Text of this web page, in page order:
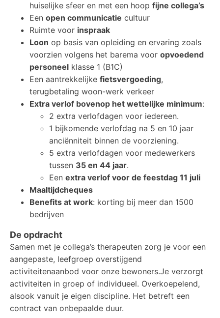
huiselijke sfeer en met een hoop fijne collega’s
Een open communicatie cultuur
Ruimte voor inspraak
Loon op basis van opleiding en ervaring zoals
voorzien volgens het barema voor opvoedend
personeel klasse 1 (B1C)
Een aantrekkelijke fietsvergoeding,
terugbetaling woon-werk verkeer
Extra verlof bovenop het wettelijke minimum:
2 extra verlofdagen voor iedereen.
1 bijkomende verlofdag na 5 en 10 jaar
anciënniteit binnen de voorziening.
5 extra verlofdagen voor medewerkers
tussen 35 en 44 jaar.
Een extra verlof voor de feestdag 11 juli
Maaltijdcheques
Benefits at work: korting bij meer dan 1500
bedrijven
De opdracht
Samen met je collega’s therapeuten zorg je voor een
aangepaste, leefgroep overstijgend
activiteitenaanbod voor onze bewoners.Je verzorgt
activiteiten in groep of individueel. Overkoepelend,
alsook vanuit je eigen discipline. Het betreft een
contract van onbepaalde duur.